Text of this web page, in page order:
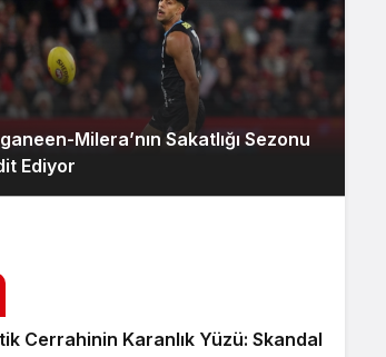
Milera’nın Sakatlığı Sezonu
Ediyor
Cerrahinin Karanlık Yüzü: Skandal